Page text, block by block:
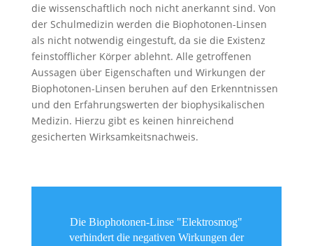
die wissenschaftlich noch nicht anerkannt sind. Von
der Schulmedizin werden die Biophotonen-Linsen
als nicht notwendig eingestuft, da sie die Existenz
feinstofflicher Körper ablehnt. Alle getroffenen
Aussagen über Eigenschaften und Wirkungen der
Biophotonen-Linsen beruhen auf den Erkenntnissen
und den Erfahrungswerten der biophysikalischen
Medizin. Hierzu gibt es keinen hinreichend
gesicherten Wirksamkeitsnachweis.
Die Biophotonen-Linse "Elektrosmog"
verhindert die negativen Wirkungen der